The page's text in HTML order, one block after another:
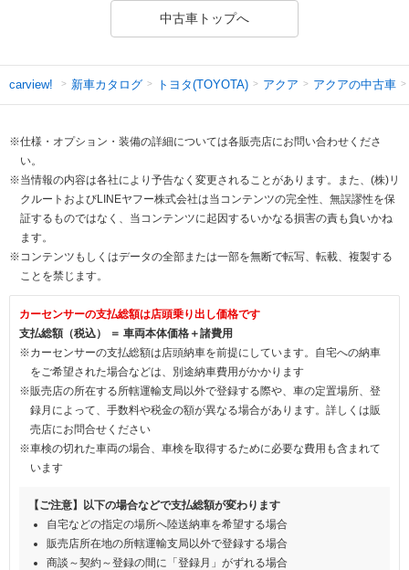
中古車トップへ
carview! 新車カタログ トヨタ(TOYOTA) アクア アクアの中古車
※仕様・オプション・装備の詳細については各販売店にお問い合わせくださ
い。
※当情報の内容は各社により予告なく変更されることがあります。また、(株)リ
クルートおよびLINEヤフー株式会社は当コンテンツの完全性、無誤謬性を保
証するものではなく、当コンテンツに起因するいかなる損害の責も負いかね
ます。
※コンテンツもしくはデータの全部または一部を無断で転写、転載、複製する
ことを禁じます。
カーセンサーの支払総額は店頭乗り出し価格です
支払総額（税込） ＝ 車両本体価格＋諸費用
※カーセンサーの支払総額は店頭納車を前提にしています。自宅への納車
をご希望された場合などは、別途納車費用がかかります
※販売店の所在する所轄運輸支局以外で登録する際や、車の定置場所、登
録月によって、手数料や税金の額が異なる場合があります。詳しくは販
売店にお問合せください
※車検の切れた車両の場合、車検を取得するために必要な費用も含まれて
います
【ご注意】以下の場合などで支払総額が変わります
自宅などの指定の場所へ陸送納車を希望する場合
販売店所在地の所轄運輸支局以外で登録する場合
商談～契約～登録の間に「登録月」がずれる場合